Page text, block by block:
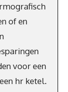
of en
voor een
hr ketel.